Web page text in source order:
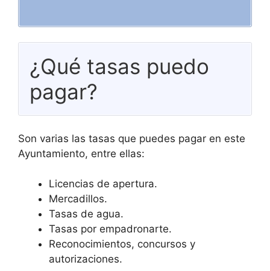
¿Qué tasas puedo
pagar?
Son varias las tasas que puedes pagar en este
Ayuntamiento, entre ellas:
Licencias de apertura.
Mercadillos.
Tasas de agua.
Tasas por empadronarte.
Reconocimientos, concursos y
autorizaciones.